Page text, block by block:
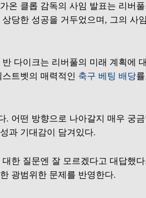
온 클롭 감독의 사임 발표는 리버
당한 성공을 거두었으며, 그의 사
다이크는 리버풀의 미래 계획에
트벳의 매력적인 축구 베팅 배당
. 어떤 방향으로 나아갈지 매우 궁
과 기대감이 담겨있다.
한 질문엔 잘 모르겠다고 대답했
광범위한 문제를 반영한다.